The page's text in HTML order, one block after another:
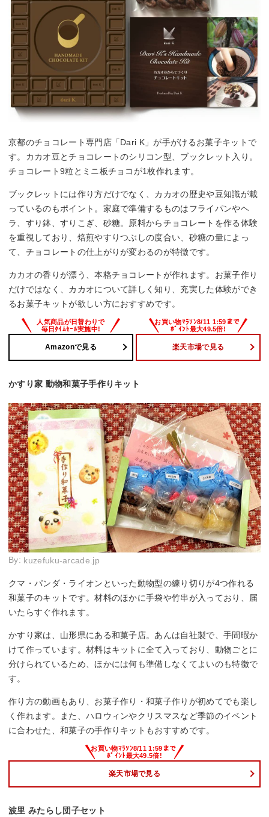
京都のチョコレート専門店「Dari K」が手がけるお菓子キットで
す。カカオ豆とチョコレートのシリコン型、ブックレット入り。
チョコレート9粒とミニ板チョコが1枚作れます。
ブックレットには作り方だけでなく、カカオの歴史や豆知識が載
っているのもポイント。家庭で準備するものはフライパンやヘ
ラ、すり鉢、すりこぎ、砂糖。原料からチョコレートを作る体験
を重視しており、焙煎やすりつぶしの度合い、砂糖の量によっ
て、チョコレートの仕上がりが変わるのが特徴です。
カカオの香りが漂う、本格チョコレートが作れます。お菓子作り
だけではなく、カカオについて詳しく知り、充実した体験ができ
るお菓子キットが欲しい方におすすめです。
Amazonで見る 楽天市場で見る
かすり家 動物和菓子手作りキット
By: kuzefuku-arcade.jp
クマ・パンダ・ライオンといった動物型の練り切りが4つ作れる
和菓子のキットです。材料のほかに手袋や竹串が入っており、届
いたらすぐ作れます。
かすり家は、山形県にある和菓子店。あんは自社製で、手間暇か
けて作っています。材料はキットに全て入っており、動物ごとに
分けられているため、ほかには何も準備しなくてよいのも特徴で
す。
作り方の動画もあり、お菓子作り・和菓子作りが初めてでも楽し
く作れます。また、ハロウィンやクリスマスなど季節のイベント
に合わせた、和菓子の手作りキットもおすすめです。
楽天市場で見る
波里 みたらし団子セット